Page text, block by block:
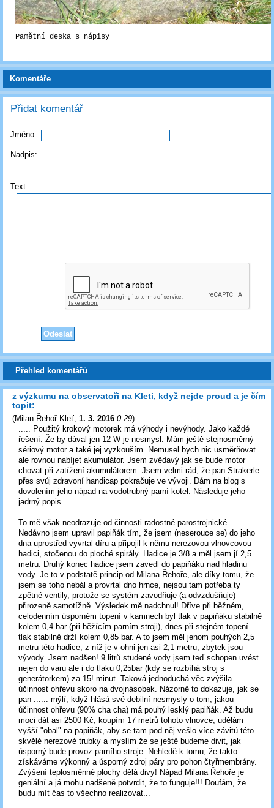
Pamětní deska s nápisy
Komentáře
Přidat komentář
Jméno:
Nadpis:
Text:
Přehled komentářů
z výzkumu na observatoři na Kleti, když nejde proud a je čím
topit:
(Milan Řehoř Kleť 1. 3. 2016 0:29)
..... Použitý krokový motorek má výhody i nevýhody. Jako každé
řešení. Že by dával jen 12 W je nesmysl. Mám ještě stejnosměrný
sériový motor a také jej vyzkouším. Nemusel bych nic usměrňovat
ale rovnou nabíjet akumulátor. Jsem zvědavý jak se bude motor
chovat při zatížení akumulátorem. Jsem velmi rád, že pan Strakerle
přes svůj zdravoní handicap pokračuje ve vývoji. Dám na blog s
dovolením jeho nápad na vodotrubný parní kotel. Následuje jeho
jadrný popis.
To mě však neodrazuje od činnosti radostné-parostrojnické.
Nedávno jsem upravil papiňák tím, že jsem (neserouce se) do jeho
dna uprostřed vyvrtal díru a připojil k němu nerezovou vlnovcovou
hadici, stočenou do ploché spirály. Hadice je 3/8 a měl jsem jí 2,5
metru. Druhý konec hadice jsem zavedl do papiňáku nad hladinu
vody. Je to v podstatě princip od Milana Řehoře, ale díky tomu, že
jsem se toho nebál a provrtal dno hrnce, nejsou tam potřeba ty
zpětné ventily, protože se systém zavodňuje (a odvzdušňuje)
přirozeně samotížně. Výsledek mě nadchnul! Dříve při běžném,
celodenním úsporném topení v kamnech byl tlak v papiňáku stabilně
kolem 0,4 bar (při běžícím parním stroji), dnes při stejném topení
tlak stabilně drží kolem 0,85 bar. A to jsem měl jenom pouhých 2,5
metru této hadice, z níž je v ohni jen asi 2,1 metru, zbytek jsou
vývody. Jsem nadšen! 9 litrů studené vody jsem teď schopen uvést
nejen do varu ale i do tlaku 0,25bar (kdy se rozbíhá stroj s
generátorkem) za 15! minut. Taková jednoduchá věc zvýšila
účinnost ohřevu skoro na dvojnásobek. Názorně to dokazuje, jak se
pan ...... mýlí, když hlásá své debilní nesmysly o tom, jakou
účinnost ohřevu (90% cha cha) má pouhý lesklý papiňák. Až budu
moci dát asi 2500 Kč, koupím 17 metrů tohoto vlnovce, udělám
vyšší "obal" na papiňák, aby se tam pod něj vešlo více závitů této
skvělé nerezové trubky a myslím že se ještě budeme divit, jak
úsporný bude provoz parního stroje. Nehledě k tomu, že takto
získáváme výkonný a úsporný zdroj páry pro pohon čtyřmembrány.
Zvýšení teplosměnné plochy dělá divy! Nápad Milana Řehoře je
geniální a já mohu nadšeně potvrdit, že to funguje!!! Doufám, že
budu mít čas to všechno realizovat...